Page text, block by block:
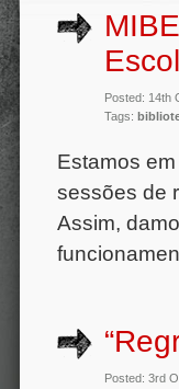
Posted: 14th
Tags:
Estamos
sessões de
Assim,
Posted: 3rd